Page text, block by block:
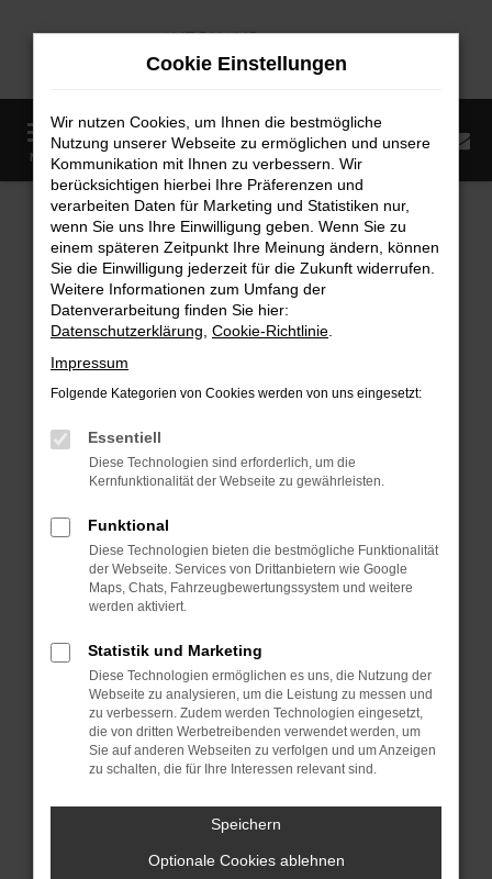
Zum
MENÜ
Startseite Fahrzeugangebote Fahrzeugmarkt
Fahrzeugmarkt
Fehler: Network Error
Beim Laden ist ein Fehler aufgetreten.
Hier sind ein paar Tipps, die dir helfen können:
Überprüfe deine Firewall und deine
Internetverbindung.
deine Suchmaschine?
Prüfe deine Browsererweiterungen.
Manche Erweiterungen, wie Werbeblocker,
können das Laden bestimmter Seiten
anderen Browser oder in einem privaten
Fenster?
Starte dein Gerät neu.
Das kann manchmal helfen,
vorübergehende Probleme zu beheben.
Stelle sicher, dass dein Browser und dein
Betriebssystem auf dem neuesten Stand
Cookie Einstellungen
Wir nutzen Cookies, um Ihnen die bestmögliche
Nutzung unserer Webseite zu ermöglichen und unsere
Kommunikation mit Ihnen zu verbessern. Wir
berücksichtigen hierbei Ihre Präferenzen und
verarbeiten Daten für Marketing und Statistiken nur,
wenn Sie uns Ihre Einwilligung geben. Wenn Sie zu
einem späteren Zeitpunkt Ihre Meinung ändern, können
Sie die Einwilligung jederzeit für die Zukunft widerrufen.
Weitere Informationen zum Umfang der
Datenverarbeitung finden Sie hier:
Datenschutzerklärung Cookie-Richtlinie
Impressum
Folgende Kategorien von Cookies werden von uns eingesetzt:
Essentiell
Diese Technologien sind erforderlich, um die
Kernfunktionalität der Webseite zu gewährleisten.
Funktional
Diese Technologien bieten die bestmögliche Funktionalität
der Webseite. Services von Drittanbietern wie Google
Maps, Chats, Fahrzeugbewertungssystem und weitere
werden aktiviert.
Statistik und Marketing
Diese Technologien ermöglichen es uns, die Nutzung der
Webseite zu analysieren, um die Leistung zu messen und
zu verbessern. Zudem werden Technologien eingesetzt,
die von dritten Werbetreibenden verwendet werden, um
Sie auf anderen Webseiten zu verfolgen und um Anzeigen
zu schalten, die für Ihre Interessen relevant sind.
Speichern
Optionale Cookies ablehnen